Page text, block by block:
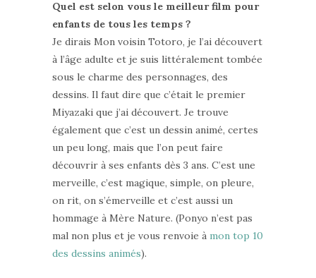
Quel est selon vous le meilleur film pour
enfants de tous les temps ?
Je dirais Mon voisin Totoro, je l’ai découvert
à l’âge adulte et je suis littéralement tombée
sous le charme des personnages, des
dessins. Il faut dire que c’était le premier
Miyazaki que j’ai découvert. Je trouve
également que c’est un dessin animé, certes
un peu long, mais que l’on peut faire
découvrir à ses enfants dès 3 ans. C’est une
merveille, c’est magique, simple, on pleure,
on rit, on s’émerveille et c’est aussi un
hommage à Mère Nature. (Ponyo n’est pas
mal non plus et je vous renvoie à mon top 10
des dessins animés).